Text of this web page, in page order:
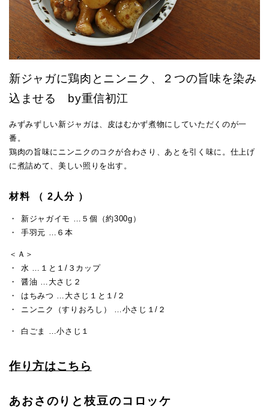
新ジャガに鶏肉とニンニク、２つの旨味を染み
込ませる by重信初江
みずみずしい新ジャガは、皮はむかず煮物にしていただくのが一
番。
鶏肉の旨味にニンニクのコクが合わさり、あとを引く味に。仕上げ
に煮詰めて、美しい照りを出す。
材料 （ 2人分 ）
新ジャガイモ …５個（約300g）
手羽元 …６本
＜Ａ＞
水 …１と１/３カップ
醤油 …大さじ２
はちみつ …大さじ１と１/２
ニンニク（すりおろし） …小さじ１/２
白ごま …小さじ１
作り方はこちら
あおさのりと枝豆のコロッケ